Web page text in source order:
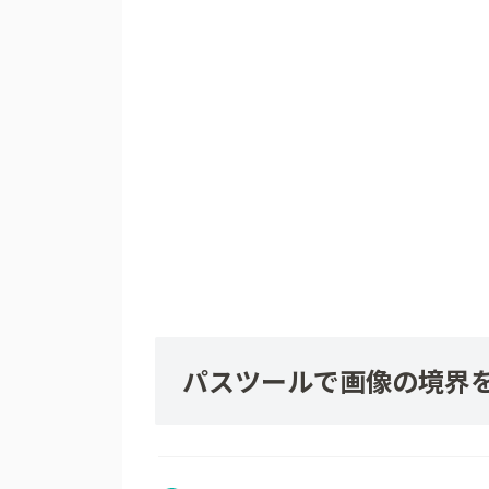
パスツールで画像の境界